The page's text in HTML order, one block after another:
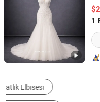
1
Jiangsu, China
Gelinlikler